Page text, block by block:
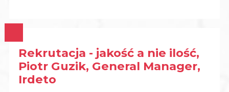
Rekrutacja - jakość a nie ilość,
Piotr Guzik, General Manager,
Irdeto